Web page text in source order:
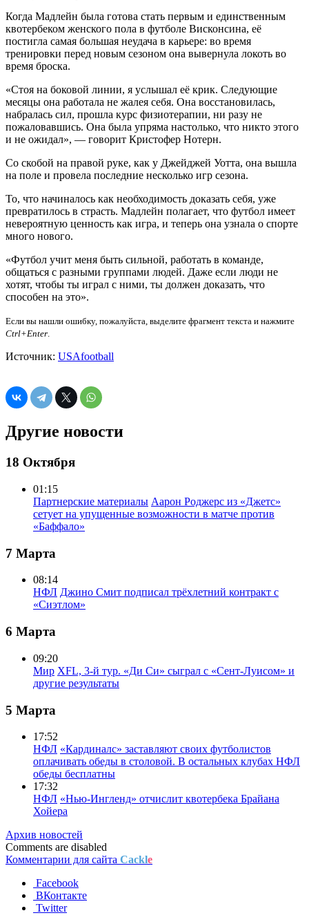
Когда Мадлейн была готова стать первым и единственным
квотербеком женского пола в футболе Висконсина, её
постигла самая большая неудача в карьере: во время
тренировки перед новым сезоном она вывернула локоть во
время броска.
«Стоя на боковой линии, я услышал её крик. Следующие
месяцы она работала не жалея себя. Она восстановилась,
набралась сил, прошла курс физиотерапии, ни разу не
пожаловавшись. Она была упряма настолько, что никто этого
и не ожидал», — говорит Кристофер Нотерн.
Со скобой на правой руке, как у Джейджей Уотта, она вышла
на поле и провела последние несколько игр сезона.
То, что начиналось как необходимость доказать себя, уже
превратилось в страсть. Мадлейн полагает, что футбол имеет
невероятную ценность как игра, и теперь она узнала о спорте
много нового.
«Футбол учит меня быть сильной, работать в команде,
общаться с разными группами людей. Даже если люди не
хотят, чтобы ты играл с ними, ты должен доказать, что
способен на это».
Если вы нашли ошибку, пожалуйста, выделите фрагмент текста и нажмите
Ctrl+Enter.
Источник: USAfootball
Другие новости
18 Октября
01:15
Партнерские материалы Аарон Роджерс из «Джетс»
сетует на упущенные возможности в матче против
«Баффало»
7 Марта
08:14
НФЛ Джино Смит подписал трёхлетний контракт с
«Сиэтлом»
6 Марта
09:20
Мир XFL, 3-й тур. «Ди Си» сыграл с «Сент-Луисом» и
другие результаты
5 Марта
17:52
НФЛ «Кардиналс» заставляют своих футболистов
оплачивать обеды в столовой. В остальных клубах НФЛ
обеды бесплатны
17:32
НФЛ «Нью-Ингленд» отчислит квотербека Брайана
Хойера
Архив новостей
Comments are disabled
Комментарии для сайта Cackle
Facebook
ВКонтакте
Twitter